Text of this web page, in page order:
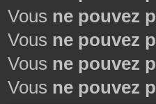
Vous ne pouvez
Vous ne pouvez
Vous ne pouvez
Vous ne pouvez